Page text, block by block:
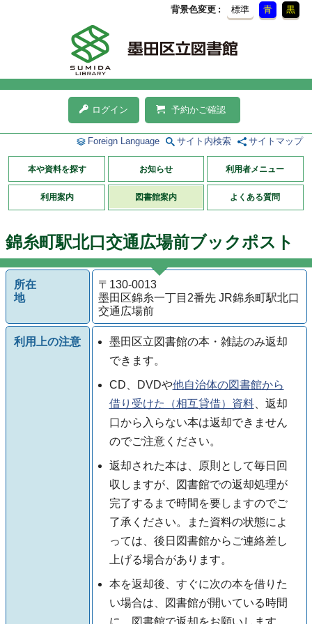
背景色変更 標準 青 黒
ログイン 予約かご確認
Foreign Language サイト内検索 サイトマップ
本や資料を探す お知らせ 利用者メニュー
利用案内 図書館案内 よくある質問
錦糸町駅北口交通広場前ブックポスト
所在
地
〒130-0013
墨田区錦糸一丁目2番先 JR錦糸町駅北口
交通広場前
利用上の注意
墨田区立図書館の本・雑誌のみ返却
できます。
CD、DVDや他自治体の図書館から
借り受けた（相互貸借）資料、返却
口から入らない本は返却できません
のでご注意ください。
返却された本は、原則として毎日回
収しますが、図書館での返却処理が
完了するまで時間を要しますのでご
了承ください。また資料の状態によ
っては、後日図書館からご連絡差し
上げる場合があります。
本を返却後、すぐに次の本を借りた
い場合は、図書館が開いている時間
に、図書館で返却をお願いします。